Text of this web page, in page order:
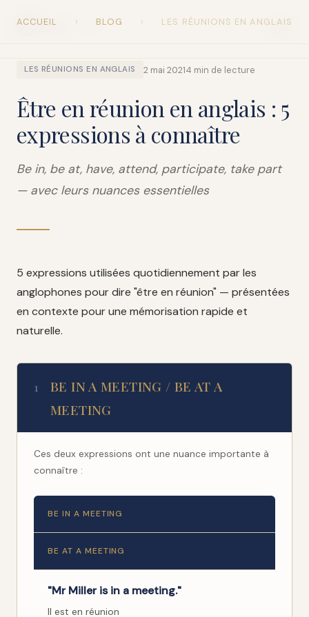
Snap English
ACCUEIL › BLOG › LES RÉUNIONS EN ANGLAIS
LES RÉUNIONS EN ANGLAIS 2 mai 20214 min de lecture
Être en réunion en anglais : 5
expressions à connaître
Be in, be at, have, attend, participate, take part
— avec leurs nuances essentielles
5 expressions utilisées quotidiennement par les
anglophones pour dire "être en réunion" — présentées
en contexte pour une mémorisation rapide et
naturelle.
1
BE IN A MEETING / BE AT A
MEETING
Ces deux expressions ont une nuance importante à
connaître :
BE IN A MEETING
BE AT A MEETING
"Mr Miller is in a meeting."
Il est en réunion